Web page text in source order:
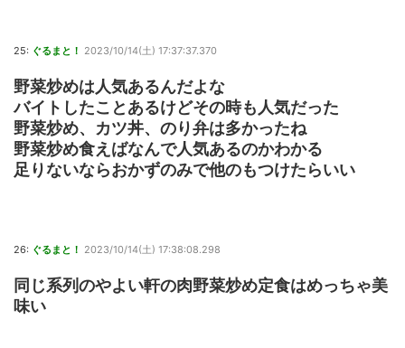
25: ぐるまと！ 2023/10/14(土) 17:37:37.370
野菜炒めは人気あるんだよな
バイトしたことあるけどその時も人気だった
野菜炒め、カツ丼、のり弁は多かったね
野菜炒め食えばなんで人気あるのかわかる
足りないならおかずのみで他のもつけたらいい
26: ぐるまと！ 2023/10/14(土) 17:38:08.298
同じ系列のやよい軒の肉野菜炒め定食はめっちゃ美
味い